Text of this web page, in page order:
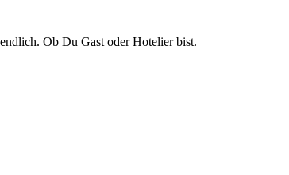
Ob Du Gast oder Hotelier bist.